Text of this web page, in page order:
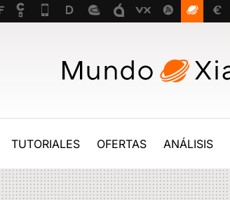
TUTORIALES OFERTAS ANÁLISIS